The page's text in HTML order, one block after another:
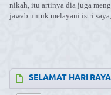
nikah, itu artinya dia juga
jawab untuk melayani istri
SELAMAT HARI